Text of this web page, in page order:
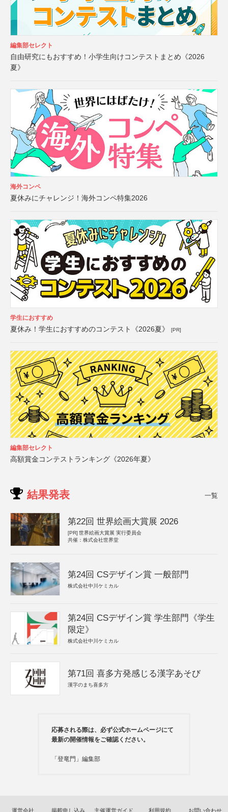
編集部セレクト
自由研究にもおすすめ！小学生向けコンテストまとめ《2026
夏》
海外コンペ
夏休みにチャレンジ！海外コンペ特集2026
学生におすすめ
夏休み！学生におすすめのコンテスト《2026夏》 [PR]
編集部セレクト
高額賞金コンテストランキング《2026年夏》
結果発表 一覧
第22回 世界絵画大賞展 2026
[PR] 世界絵画大賞展 実行委員会
共催：株式会社世界堂
第24回 CSデザイン賞 一般部門
株式会社中川ケミカル
第24回 CSデザイン賞 学生部門《学生
限定》
株式会社中川ケミカル
第71回 喜多方発感じる漢字あそび
漢字のまち喜多方
応募される際は、必ず公式ホームページにて
最新の開催情報をご確認ください。
「登竜門」編集部
運営会社 掲載申し込み 主催運営ガイド 利用規約 お問い合わせ